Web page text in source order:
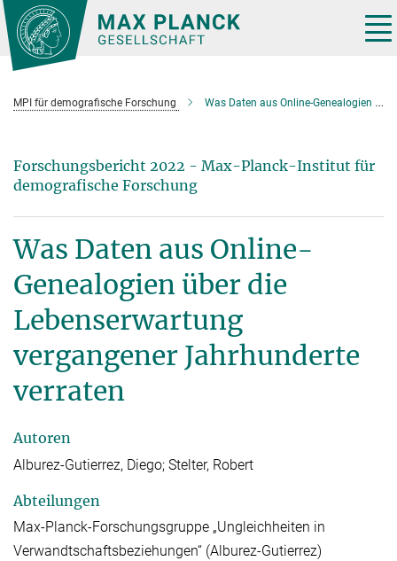
Hauptinhalt
MPI für demografische Forschung Was Daten aus Online-Genealogien über die Lebenserwartung vergangener Jahrhunderte verraten
Forschungsbericht 2022 - Max-Planck-Institut für
demografische Forschung
Was Daten aus Online-
Genealogien über die
Lebenserwartung
vergangener Jahrhunderte
verraten
Autoren
Alburez-Gutierrez, Diego; Stelter, Robert
Abteilungen
Max-Planck-Forschungsgruppe „Ungleichheiten in
Verwandtschaftsbeziehungen“ (Alburez-Gutierrez)